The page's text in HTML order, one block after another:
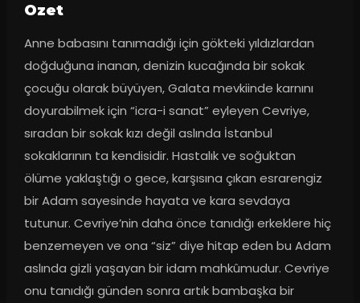
Ozet
Anne babasını tanımadığı için gökteki yıldızlardan
doğduğuna inanan, denizin kucağında bir sokak
çocuğu olarak büyüyen, Galata mevkiinde karnını
doyurabilmek için “icra-i sanat” eyleyen Cevriye,
sıradan bir sokak kızı değil aslında İstanbul
sokaklarının ta kendisidir. Hastalık ve soğuktan
ölüme yaklaştığı o gece, karşısına çıkan esrarengiz
bir Adam sayesinde hayata ve kara sevdaya
tutunur. Cevriye’nin daha önce tanıdığı erkeklere hiç
benzemeyen ve ona “siz” diye hitap eden bu Adam
aslında gizli yaşayan bir idam mahkûmudur. Cevriye
onu tanıdığı günden sonra artık bambaşka bir